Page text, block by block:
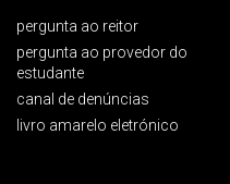
pergunta ao reitor
pergunta ao provedor do
estudante
canal de denúncias
livro amarelo eletrónico